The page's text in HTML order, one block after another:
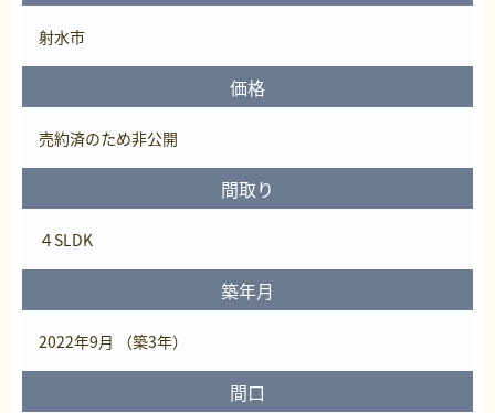
射水市
価格
売約済のため非公開
間取り
４SLDK
築年月
2022年9月 （築3年）
間口